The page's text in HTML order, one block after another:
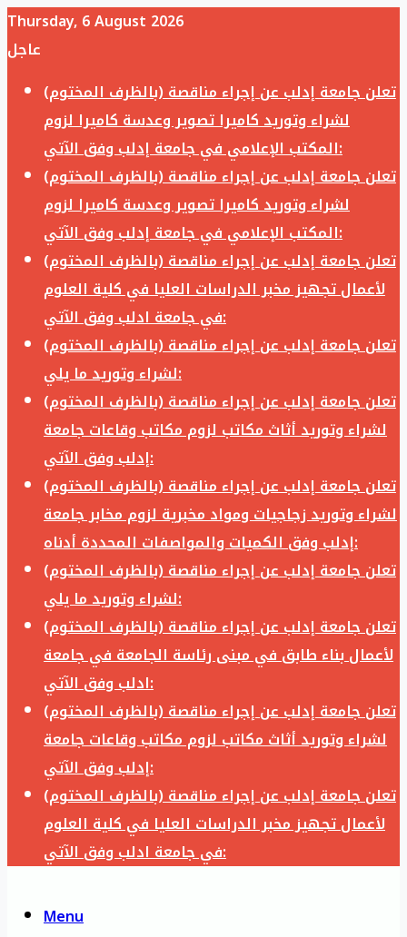
Thursday, 6 August 2026
عاجل
تعلن جامعة إدلب عن إجراء مناقصة (بالظرف المختوم)
لشراء وتوريد كاميرا تصوير وعدسة كاميرا لزوم
المكتب الإعلامي في جامعة إدلب وفق الآتي:
تعلن جامعة إدلب عن إجراء مناقصة (بالظرف المختوم)
لشراء وتوريد كاميرا تصوير وعدسة كاميرا لزوم
المكتب الإعلامي في جامعة إدلب وفق الآتي:
تعلن جامعة إدلب عن إجراء مناقصة (بالظرف المختوم)
لأعمال تجهيز مخبر الدراسات العليا في كلية العلوم
في جامعة ادلب وفق الآتي:
تعلن جامعة إدلب عن إجراء مناقصة (بالظرف المختوم)
لشراء وتوريد ما يلي:
تعلن جامعة إدلب عن إجراء مناقصة (بالظرف المختوم)
لشراء وتوريد أثاث مكاتب لزوم مكاتب وقاعات جامعة
إدلب وفق الآتي:
تعلن جامعة إدلب عن إجراء مناقصة (بالظرف المختوم)
لشراء وتوريد زجاجيات ومواد مخبرية لزوم مخابر جامعة
إدلب وفق الكميات والمواصفات المحددة أدناه:
تعلن جامعة إدلب عن إجراء مناقصة (بالظرف المختوم)
لشراء وتوريد ما يلي:
تعلن جامعة إدلب عن إجراء مناقصة (بالظرف المختوم)
لأعمال بناء طابق في مبنى رئاسة الجامعة في جامعة
ادلب وفق الآتي:
تعلن جامعة إدلب عن إجراء مناقصة (بالظرف المختوم)
لشراء وتوريد أثاث مكاتب لزوم مكاتب وقاعات جامعة
إدلب وفق الآتي:
تعلن جامعة إدلب عن إجراء مناقصة (بالظرف المختوم)
لأعمال تجهيز مخبر الدراسات العليا في كلية العلوم
في جامعة ادلب وفق الآتي:
Menu